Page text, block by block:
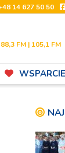
14 627 50 50
FM | 105,1 FM
WSPARCIE